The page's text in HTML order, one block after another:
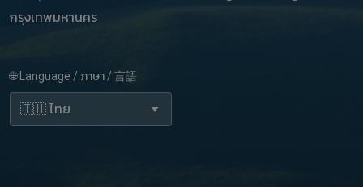
กรุงเทพมหานคร
🌐 Language / ภาษา / 言語